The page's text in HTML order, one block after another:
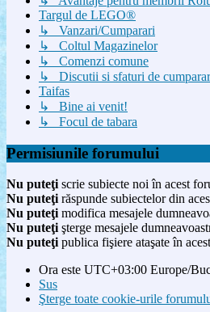
Targul de LEGO®
↳ Vanzari/Cumparari
↳ Coltul Magazinelor
↳ Comenzi comune
↳ Discutii si sfaturi de
Taifas
↳ Bine ai venit!
↳ Focul de tabara
Permisiunile forumului
Nu puteţi scrie subiecte noi în acest
Nu puteţi răspunde subiectelor din
Nu puteţi modifica mesajele
Nu puteţi şterge mesajele
Nu puteţi publica fişiere ataşate în
Ora este UTC+03:00 Europe/
Sus
Şterge toate cookie-urile